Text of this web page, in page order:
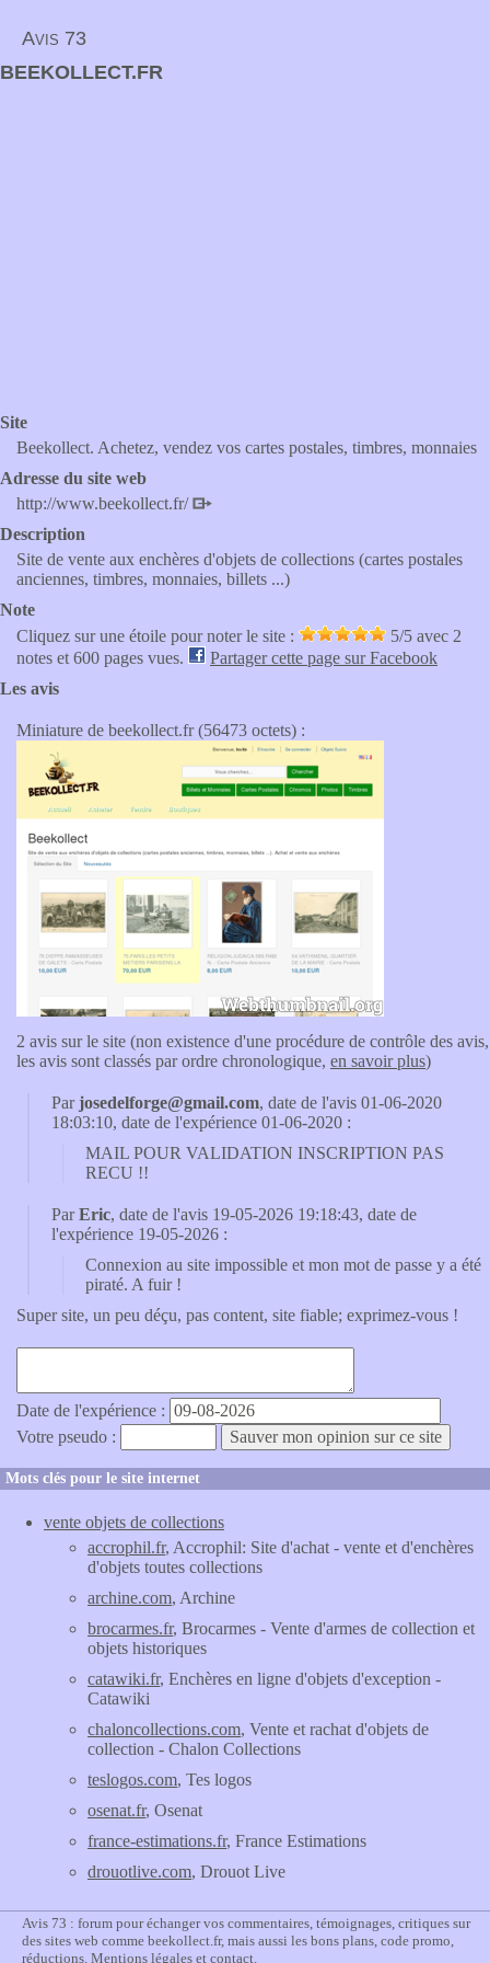
Avis 73
BEEKOLLECT.FR
Site
Beekollect. Achetez, vendez vos cartes postales, timbres, monnaies
Adresse du site web
http://www.beekollect.fr/
Description
Site de vente aux enchères d'objets de collections (cartes postales
anciennes, timbres, monnaies, billets ...)
Note
Cliquez sur une étoile pour noter le site :
5/5 avec 2
notes et 600 pages vues.
Partager cette page sur Facebook
Les avis
Miniature de beekollect.fr (56473 octets) :
2 avis sur le site (non existence d'une procédure de contrôle des avis,
les avis sont classés par ordre chronologique, en savoir plus)
Parjosedelforge@gmail.com, date de l'avis 01-06-2020
18:03:10, date de l'expérience 01-06-2020 :
MAIL POUR VALIDATION INSCRIPTION PAS
RECU !!
ParEric, date de l'avis 19-05-2026 19:18:43, date de
l'expérience 19-05-2026 :
Connexion au site impossible et mon mot de passe y a été
piraté. A fuir !
Super site, un peu déçu, pas content, site fiable; exprimez-vous !
Date de l'expérience :
Votre pseudo :
Mots clés pour le site internet
vente objets de collections
accrophil.fr, Accrophil: Site d'achat - vente et d'enchères
d'objets toutes collections
archine.com, Archine
brocarmes.fr, Brocarmes - Vente d'armes de collection et
objets historiques
catawiki.fr, Enchères en ligne d'objets d'exception -
Catawiki
chaloncollections.com, Vente et rachat d'objets de
collection - Chalon Collections
teslogos.com, Tes logos
osenat.fr, Osenat
france-estimations.fr, France Estimations
drouotlive.com, Drouot Live
Avis 73 : forum pour échanger vos commentaires, témoignages, critiques sur
des sites web comme beekollect.fr, mais aussi les bons plans, code promo,
réductions. Mentions légales et contact.